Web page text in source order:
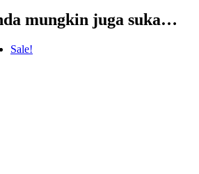
mungkin juga suka…
Sale!